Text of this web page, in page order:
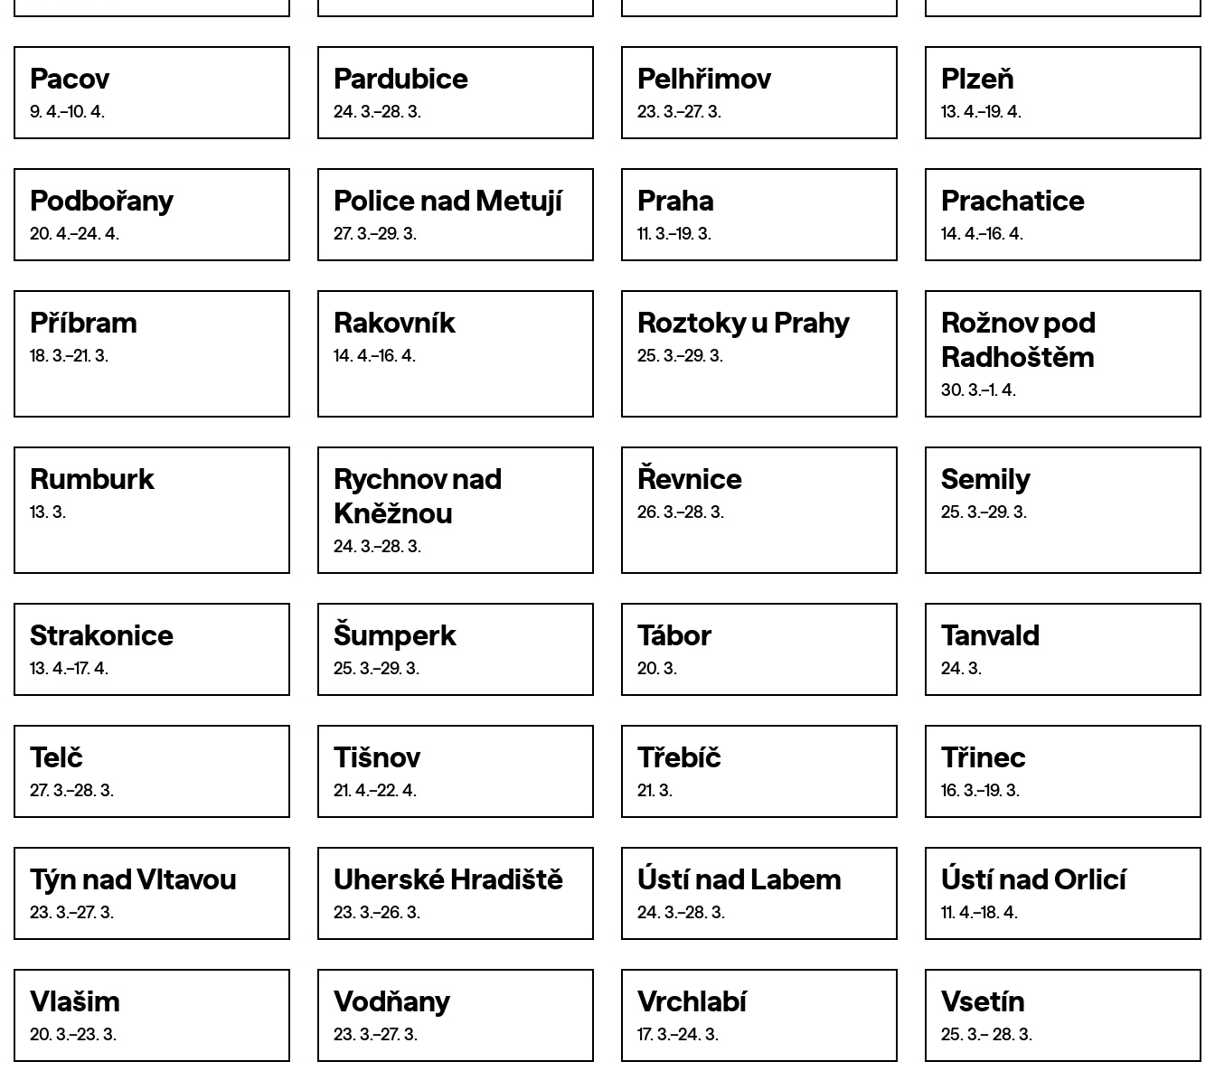
Pacov
9. 4.–10. 4.
Pardubice
24. 3.–28. 3.
Pelhřimov
23. 3.–27. 3.
Plzeň
13. 4.–19. 4.
Podbořany
20. 4.–24. 4.
Police nad Metují
27. 3.–29. 3.
Praha
11. 3.–19. 3.
Prachatice
14. 4.–16. 4.
Příbram
18. 3.–21. 3.
Rakovník
14. 4.–16. 4.
Roztoky u Prahy
25. 3.–29. 3.
Rožnov pod
Radhoštěm
30. 3.–1. 4.
Rumburk
13. 3.
Rychnov nad
Kněžnou
24. 3.–28. 3.
Řevnice
26. 3.–28. 3.
Semily
25. 3.–29. 3.
Strakonice
13. 4.–17. 4.
Šumperk
25. 3.–29. 3.
Tábor
20. 3.
Tanvald
24. 3.
Telč
27. 3.–28. 3.
Tišnov
21. 4.–22. 4.
Třebíč
21. 3.
Třinec
16. 3.–19. 3.
Týn nad Vltavou
23. 3.–27. 3.
Uherské Hradiště
23. 3.–26. 3.
Ústí nad Labem
24. 3.–28. 3.
Ústí nad Orlicí
11. 4.–18. 4.
Vlašim
20. 3.–23. 3.
Vodňany
23. 3.–27. 3.
Vrchlabí
17. 3.–24. 3.
Vsetín
25. 3.– 28. 3.